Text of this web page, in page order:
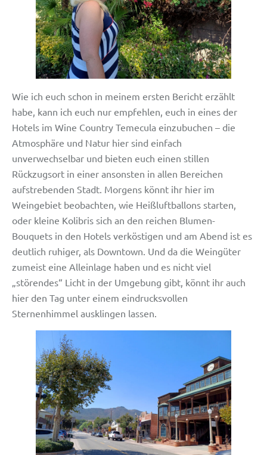
Wie ich euch schon in meinem ersten Bericht erzählt
habe, kann ich euch nur empfehlen, euch in eines der
Hotels im Wine Country Temecula einzubuchen – die
Atmosphäre und Natur hier sind einfach
unverwechselbar und bieten euch einen stillen
Rückzugsort in einer ansonsten in allen Bereichen
aufstrebenden Stadt. Morgens könnt ihr hier im
Weingebiet beobachten, wie Heißluftballons starten,
oder kleine Kolibris sich an den reichen Blumen-
Bouquets in den Hotels verköstigen und am Abend ist es
deutlich ruhiger, als Downtown. Und da die Weingüter
zumeist eine Alleinlage haben und es nicht viel
„störendes“ Licht in der Umgebung gibt, könnt ihr auch
hier den Tag unter einem eindrucksvollen
Sternenhimmel ausklingen lassen.